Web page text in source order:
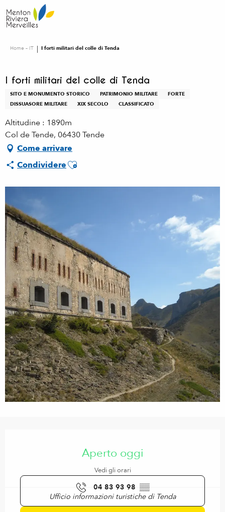
au
contenu
Home – IT I forti militari del colle di Tenda
I forti militari del colle di Tenda
SITO E MONUMENTO STORICO PATRIMONIO MILITARE
FORTE
DISSUASORE MILITARE
XIX SECOLO CLASSIFICATO
Altitudine : 1890m
Col de Tende, 06430 Tende
Come arrivare
CondividereAjouter aux favoris
Aperto oggi
Vedi gli orari
04 83 93 98 ▒▒
Ufficio informazioni turistiche di Tenda